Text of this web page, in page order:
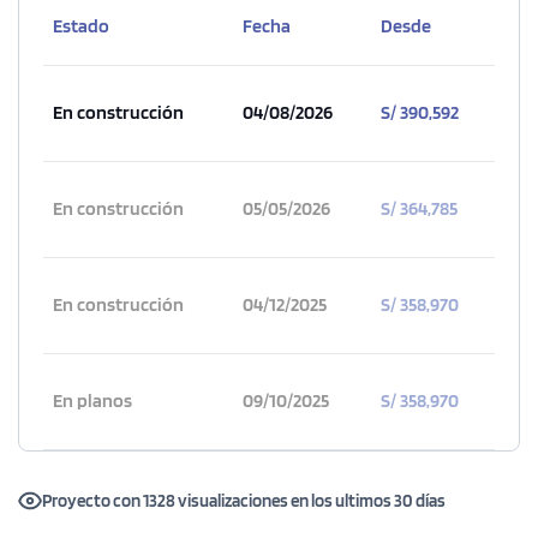
COTIZAR AHORA
Estado Fecha Desde
En construcción 04/08/2026 S/ 390,592
En construcción 05/05/2026 S/ 364,785
En construcción 04/12/2025 S/ 358,970
En planos 09/10/2025 S/ 358,970
Proyecto con 1328 visualizaciones en los ultimos 30 días